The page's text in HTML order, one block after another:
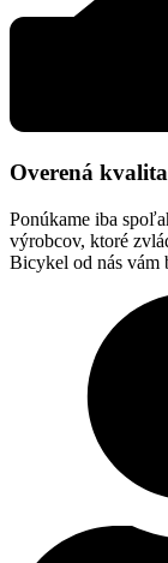
Overená
Ponúkame iba
výrobcov, ktoré
Bicykel od nás vám